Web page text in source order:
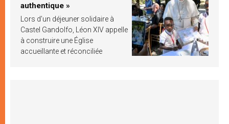
authentique »
Lors d’un déjeuner solidaire à
Castel Gandolfo, Léon XIV appelle
à construire une Église
accueillante et réconciliée